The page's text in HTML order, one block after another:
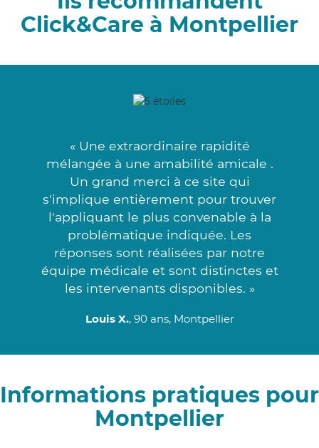
Click&Care à Montpellier
« Une extraordinaire rapidité
mélangée à une amabilité amicale .
Un grand merci à ce site qui
s'implique entièrement pour trouver
l'appliquant le plus convenable à la
problématique indiquée. Les
réponses sont réalisées par notre
équipe médicale et sont distinctes et
les intervenants disponibles. »
Louis X., 90 ans, Montpellier
Informations pratiques pour
Montpellier